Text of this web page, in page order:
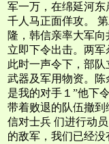
军一万，在绵延河东
千人马正面佯攻。
隆，韩信亲率大军向
立即下令出击。两军
此时一声令下，部
武器及军用物资。陈
是我的对手１”他下
带着败退的队伍撤
信对士兵 们进行动
的敌军，我们已经